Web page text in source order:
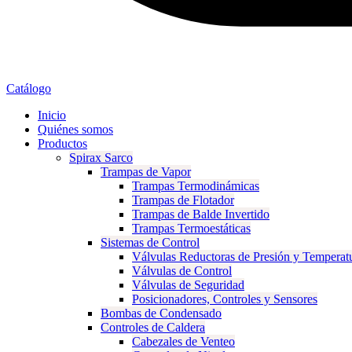
Catálogo
Inicio
Quiénes somos
Productos
Spirax Sarco
Trampas de Vapor
Trampas Termodinámicas
Trampas de Flotador
Trampas de Balde Invertido
Trampas Termoestáticas
Sistemas de Control
Válvulas Reductoras de Presión y
Válvulas de Control
Válvulas de Seguridad
Posicionadores, Controles y Sensores
Bombas de Condensado
Controles de Caldera
Cabezales de Venteo